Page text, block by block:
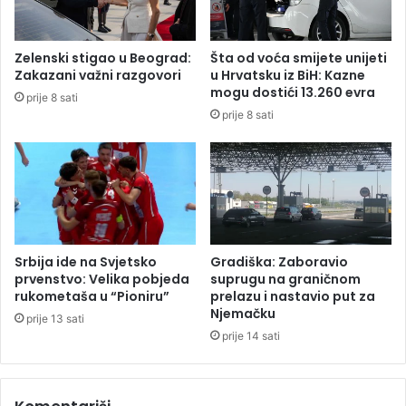
a
i
č
e
n
a
n
r
e
n
o
m
v
o
ć
G
a
a
p
o
i
n
l
a
j
e
Zelenski stigao u Beograd:
Zakazani važni razgovori
prije 8 sati
Šta od voća smijete unijeti
u Hrvatsku iz BiH: Kazne
mogu dostići 13.260 evra
prije 8 sati
Srbija ide na Svjetsko
prvenstvo: Velika pobjeda
rukometaša u “Pioniru”
prije 13 sati
Gradiška: Zaboravio
suprugu na graničnom
prelazu i nastavio put za
Njemačku
prije 14 sati